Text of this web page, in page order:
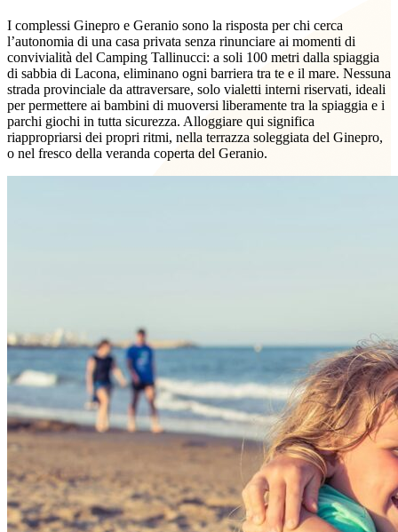
I complessi Ginepro e Geranio sono la risposta per chi cerca
l’autonomia di una casa privata senza rinunciare ai momenti di
convivialità del Camping Tallinucci: a soli 100 metri dalla spiaggia
di sabbia di Lacona, eliminano ogni barriera tra te e il mare. Nessuna
strada provinciale da attraversare, solo vialetti interni riservati, ideali
per permettere ai bambini di muoversi liberamente tra la spiaggia e i
parchi giochi in tutta sicurezza. Alloggiare qui significa
riappropriarsi dei propri ritmi, nella terrazza soleggiata del Ginepro,
o nel fresco della veranda coperta del Geranio.